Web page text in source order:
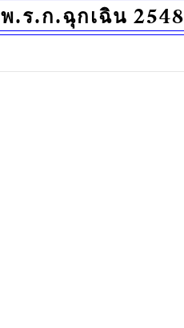
พ.ร.ก.ฉุกเฉิน 2548